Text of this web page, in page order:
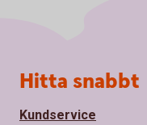
Sidfot
Hitta snabbt
Kundservice